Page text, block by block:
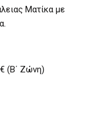
Ματίκα με
(Β΄ Ζώνη)